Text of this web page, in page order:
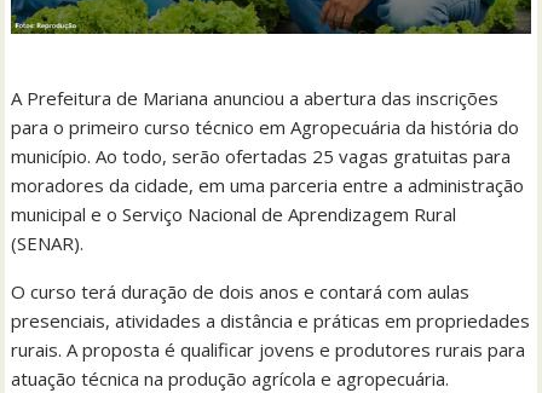
A Prefeitura de Mariana anunciou a abertura das inscrições
para o primeiro curso técnico em Agropecuária da história do
município. Ao todo, serão ofertadas 25 vagas gratuitas para
moradores da cidade, em uma parceria entre a administração
municipal e o Serviço Nacional de Aprendizagem Rural
(SENAR).
O curso terá duração de dois anos e contará com aulas
presenciais, atividades a distância e práticas em propriedades
rurais. A proposta é qualificar jovens e produtores rurais para
atuação técnica na produção agrícola e agropecuária.